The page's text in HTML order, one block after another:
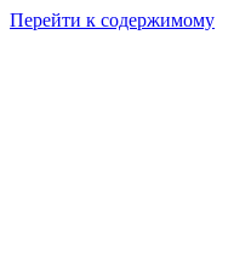
Перейти к содержимому